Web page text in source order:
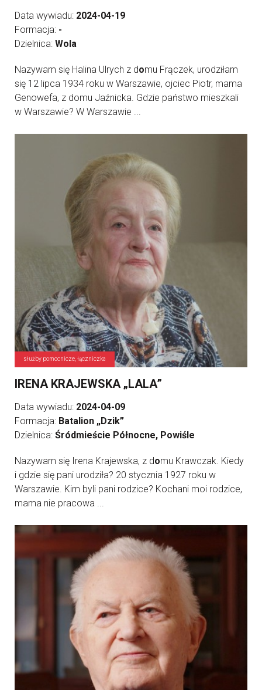
Data wywiadu: 2024-04-19
Formacja: -
Dzielnica: Wola
Nazywam się Halina Ulrych z domu Frączek, urodziłam
się 12 lipca 1934 roku w Warszawie, ojciec Piotr, mama
Genowefa, z domu Jaźnicka. Gdzie państwo mieszkali
w Warszawie? W Warszawie ...
służby pomocnicze, łączniczka
IRENA KRAJEWSKA „LALA”
Data wywiadu: 2024-04-09
Formacja: Batalion „Dzik”
Dzielnica: Śródmieście Północne, Powiśle
Nazywam się Irena Krajewska, z domu Krawczak. Kiedy
i gdzie się pani urodziła? 20 stycznia 1927 roku w
Warszawie. Kim byli pani rodzice? Kochani moi rodzice,
mama nie pracowa ...